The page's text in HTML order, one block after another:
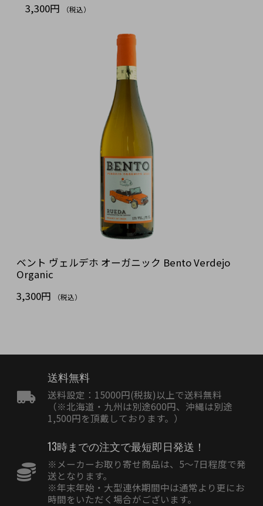
3,300円
（税込）
ベント ヴェルデホ オーガニック Bento Verdejo
Organic
3,300円
（税込）
送料無料
送料設定：15000円(税抜)以上で送料無料
（※北海道・九州は別途600円、沖縄は別途
1,500円を頂戴しております。）
13時までの注文で最短即日発送！
※メーカーお取り寄せ商品は、5〜7日程度で発
送となります。
※年末年始・大型連休期間中は通常より更にお
時間をいただく場合がございます。